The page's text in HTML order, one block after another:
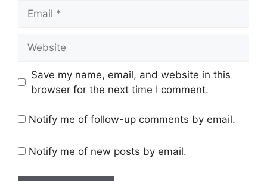
Save my name, email, and website in this
browser for the next time I comment.
Notify me of follow-up comments by email.
Notify me of new posts by email.